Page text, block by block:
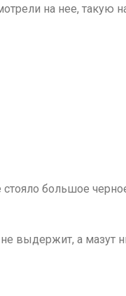
на нее, такую
большое
выдержит, а мазут